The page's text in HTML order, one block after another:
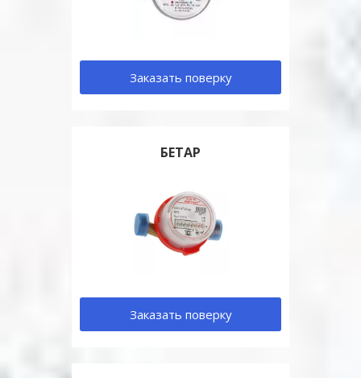
Заказать поверку
БЕТАР
Заказать поверку